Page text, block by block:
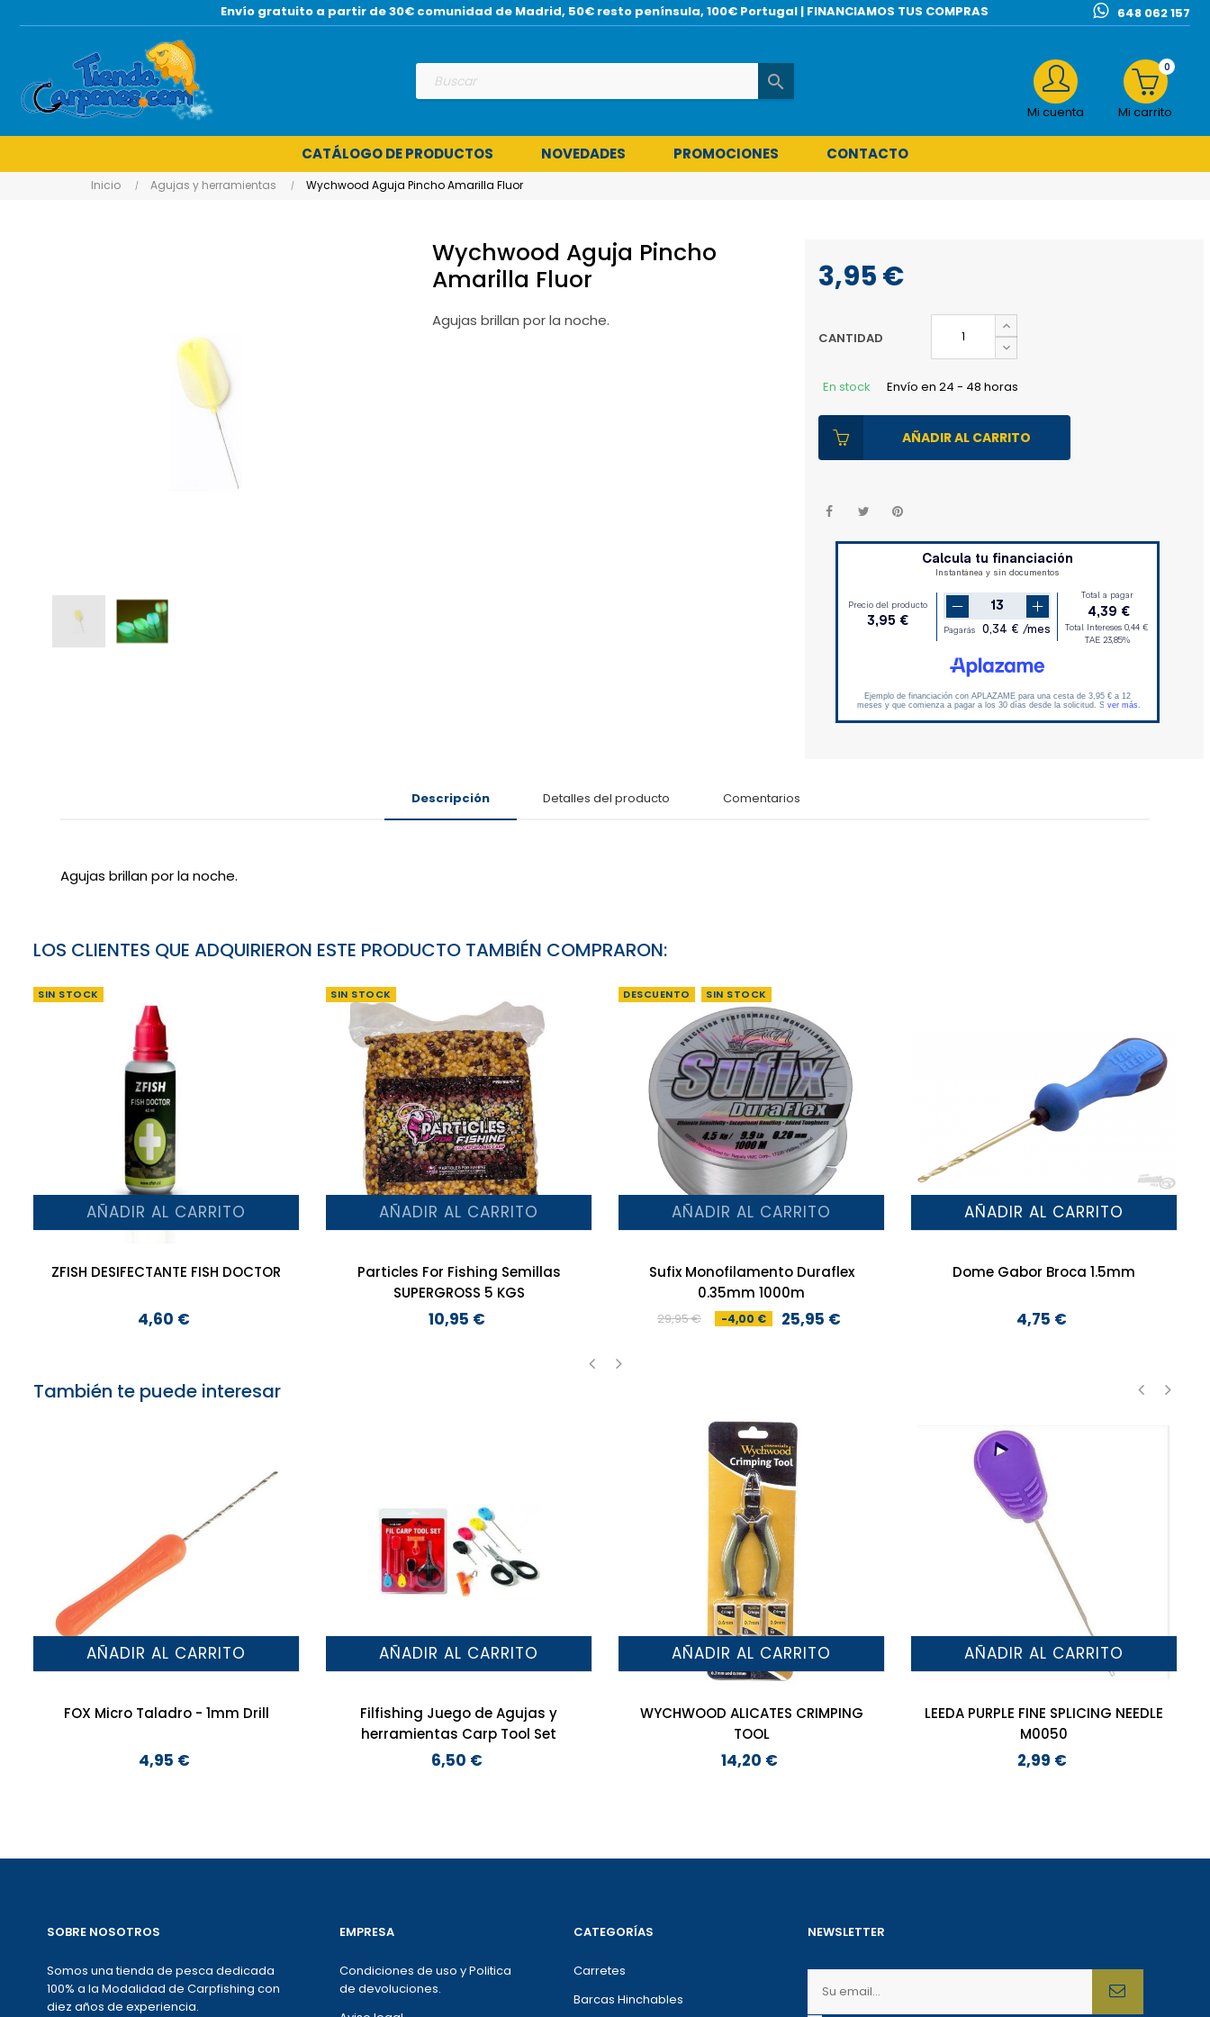
Envío gratuito a partir de 30€ comunidad de Madrid, 50€ resto península, 100€ Portugal | FINANCIAMOS TUS COMPRAS 648 062 157
search
0
Mi carrito
Mi cuenta
CATÁLOGO DE PRODUCTOS NOVEDADES PROMOCIONES CONTACTO
Inicio Agujas y herramientas Wychwood Aguja Pincho Amarilla Fluor
Wychwood Aguja Pincho
Amarilla Fluor
Agujas brillan por la noche.
3,95 €
CANTIDAD
En stock Envío en 24 - 48 horas
AÑADIR AL CARRITO
Descripción Detalles del producto Comentarios
Agujas brillan por la noche.
LOS CLIENTES QUE ADQUIRIERON ESTE PRODUCTO TAMBIÉN COMPRARON:
SIN STOCK
AÑADIR AL CARRITO
ZFISH DESIFECTANTE FISH DOCTOR
Precio
4,60 €
SIN STOCK
AÑADIR AL CARRITO
Particles For Fishing Semillas
SUPERGROSS 5 KGS
Precio
10,95 €
DESCUENTO SIN STOCK
AÑADIR AL CARRITO
Sufix Monofilamento Duraflex
0.35mm 1000m
Precio
29,95 € -4,00 €
Precio25,95 €
AÑADIR AL CARRITO
Dome Gabor Broca 1.5mm
Precio
4,75 €
También te puede interesar
AÑADIR AL CARRITO
FOX Micro Taladro - 1mm Drill
Precio
4,95 €
AÑADIR AL CARRITO
Filfishing Juego de Agujas y
herramientas Carp Tool Set
Precio
6,50 €
AÑADIR AL CARRITO
WYCHWOOD ALICATES CRIMPING
TOOL
Precio
14,20 €
AÑADIR AL CARRITO
LEEDA PURPLE FINE SPLICING NEEDLE
M0050
Precio
2,99 €
SOBRE NOSOTROS
Somos una tienda de pesca dedicada
100% a la Modalidad de Carpfishing con
diez años de experiencia.
EMPRESA
Condiciones de uso y Politica
de devoluciones.
CATEGORÍAS
Carretes
Barcas Hinchables
NEWSLETTER